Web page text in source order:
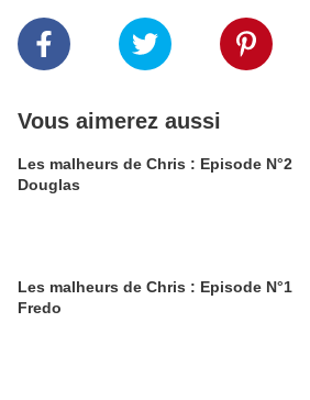
Vous aimerez aussi
Les malheurs de Chris : Episode N°2
Douglas
Les malheurs de Chris : Episode N°1
Fredo